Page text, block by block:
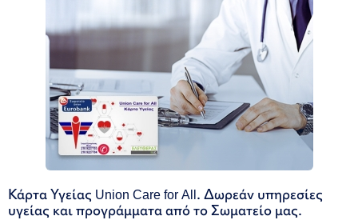
Κάρτα Υγείας Union Care for All. Δωρεάν υπηρεσίες
υγείας και προγράμματα από το Σωματείο μας.